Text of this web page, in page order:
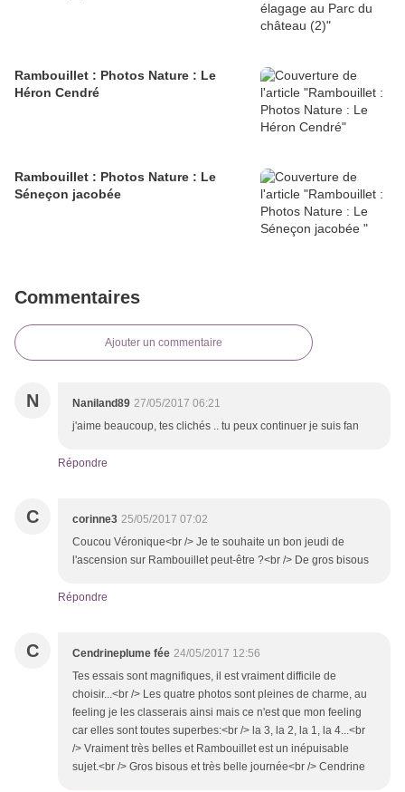
Rambouillet : Photos Nature : Le
Héron Cendré
Rambouillet : Photos Nature : Le
Séneçon jacobée
Commentaires
Ajouter un commentaire
N Naniland89 27/05/2017 06:21
j'aime beaucoup, tes clichés .. tu peux continuer je suis fan
Répondre
C corinne3 25/05/2017 07:02
Coucou Véronique<br /> Je te souhaite un bon jeudi de
l'ascension sur Rambouillet peut-être ?<br /> De gros bisous
Répondre
C Cendrineplume fée 24/05/2017 12:56
Tes essais sont magnifiques, il est vraiment difficile de
choisir...<br /> Les quatre photos sont pleines de charme, au
feeling je les classerais ainsi mais ce n'est que mon feeling
car elles sont toutes superbes:<br /> la 3, la 2, la 1, la 4...<br
/> Vraiment très belles et Rambouillet est un inépuisable
sujet.<br /> Gros bisous et très belle journée<br /> Cendrine